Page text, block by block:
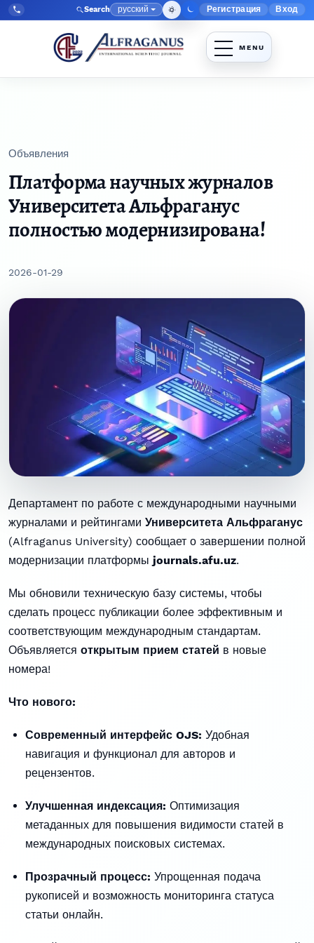
Перейти к главному меню навигации
Перейти к основному контенту
Перейти к нижнему колонтитулу сайта
Tel:
+998903350930 Search Язык
русский Меню
Регистрация Вход
Объявления
Платформа научных журналов
Университета Альфраганус
полностью модернизирована!
2026-01-29
Департамент по работе с международными научными
журналами и рейтингами Университета Альфраганус
(Alfraganus University) сообщает о завершении полной
модернизации платформы journals.afu.uz.
Мы обновили техническую базу системы, чтобы
сделать процесс публикации более эффективным и
соответствующим международным стандартам.
Объявляется открытым прием статей в новые
номера!
Что нового:
Современный интерфейс OJS: Удобная
навигация и функционал для авторов и
рецензентов.
Улучшенная индексация: Оптимизация
метаданных для повышения видимости статей в
международных поисковых системах.
Прозрачный процесс: Упрощенная подача
рукописей и возможность мониторинга статуса
статьи онлайн.